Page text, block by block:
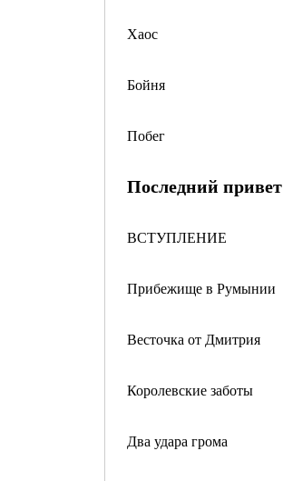
Хаос
Бойня
Побег
Последний привет
ВСТУПЛЕНИЕ
Прибежище в Румынии
Весточка от Дмитрия
Королевские заботы
Два удара грома